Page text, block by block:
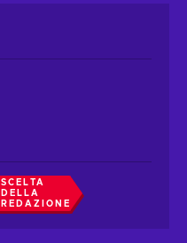
SCELTA
DELLA
REDAZIONE